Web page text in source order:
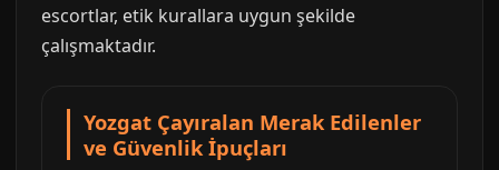
escortlar, etik kurallara uygun şekilde
çalışmaktadır.
Yozgat Çayıralan Merak Edilenler
ve Güvenlik İpuçları